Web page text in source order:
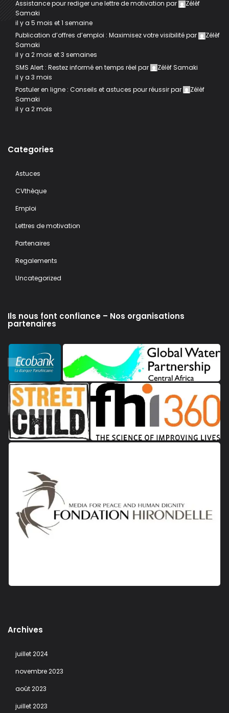
Assistance pour rediger une lettre de motivation par
Zélèf
Samaki
il y a 5 mois et 1 semaine
Publication d’offres d’emploi : Maximisez votre visibilitépar
Zélèf
Samaki
il y a 2 mois et 3 semaines
SMS Alert : Restez informé en temps réel par
Zélèf Samaki
il y a 3 mois
Postuler en ligne : Conseils et astuces pour réussirpar
Zélèf
Samaki
il y a 2 mois
Categories
Astuces
CVthèque
Emploi
Lettres de motivation
Partenaires
Regalements
Uncategorized
Ils nous font confiance – Nos organisations
partenaires
Archives
juillet 2024
novembre 2023
août 2023
juillet 2023